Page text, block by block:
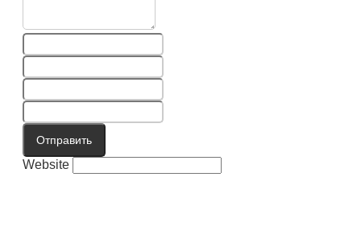
Отправить
Website